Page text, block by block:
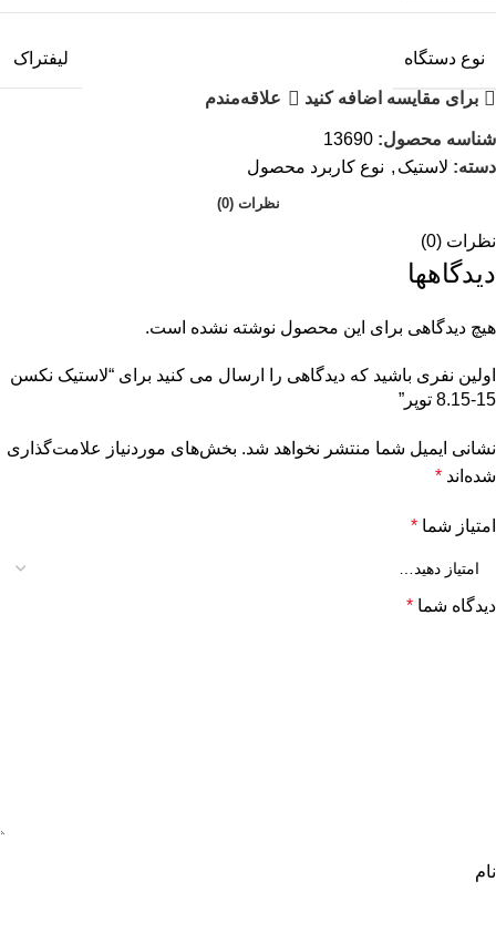
نوع دستگاه لیفتراک
برای مقایسه اضافه کنید علاقه‌مندم
شناسه محصول: 13690
دسته: لاستیک , نوع کاربرد محصول
نظرات (0)
نظرات (0)
دیدگاهها
هیچ دیدگاهی برای این محصول نوشته نشده است.
اولین نفری باشید که دیدگاهی را ارسال می کنید برای “لاستیک نکسن
15-8.15 توپر”
نشانی ایمیل شما منتشر نخواهد شد. بخش‌های موردنیاز علامت‌گذاری
شده‌اند *
امتیاز شما *
دیدگاه شما *
نام